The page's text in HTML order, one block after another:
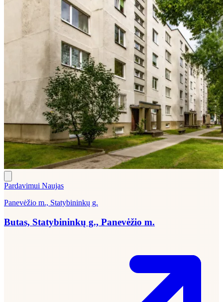
Pardavimui Naujas
Panevėžio m., Statybininkų g.
Butas, Statybininkų g., Panevėžio m.